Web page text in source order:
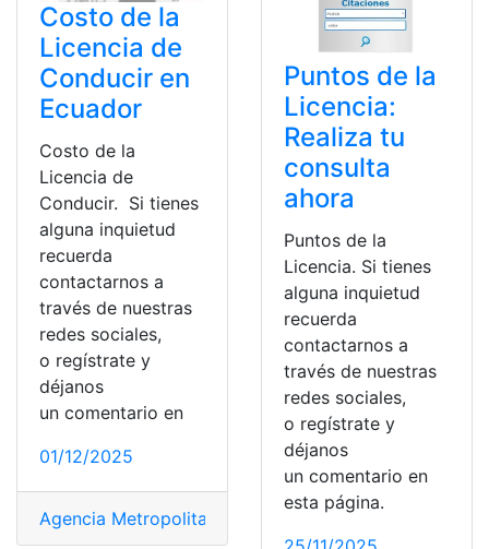
Costo de la
Licencia de
Conducir en
Ecuador
Costo de la
Licencia de
Conducir. Si tienes
alguna inquietud
recuerda
contactarnos a
través de nuestras
redes sociales,
o regístrate y
déjanos
un comentario en
01/12/2025
Agencia Metropolitana de Tránsito , Conducir
Puntos de la
Licencia:
Realiza tu
consulta
ahora
Puntos de la
Licencia. Si tienes
alguna inquietud
recuerda
contactarnos a
través de nuestras
redes sociales,
o regístrate y
déjanos
un comentario en
esta página.